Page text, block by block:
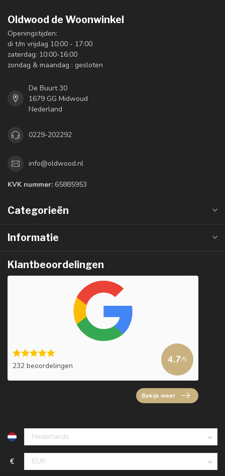
Oldwood de Woonwinkel
Openingstijden:
di t/m vrijdag 10:00 - 17:00
zaterdag: 10:00-16:00
zondag & maandag : gesloten
De Buurt 30
1679 GG Midwoud
Nederland
0229-202292
info@oldwood.nl
KVK nummer: 65885953
Categorieën
Informatie
Klantbeoordelingen
232 beoordelingen
4.7/5
Bekijk meer
€